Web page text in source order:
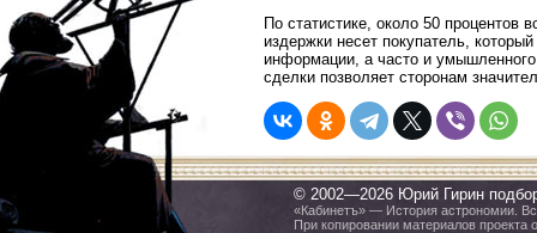
По статистике, около 50 процентов
издержки несет покупатель,
информации, а часто и умышленного
сделки позволяет сторонам
© 2002—2026 Юрий Гирин
«Кабинетъ» — История астрономии.
При копировании материалов проекта